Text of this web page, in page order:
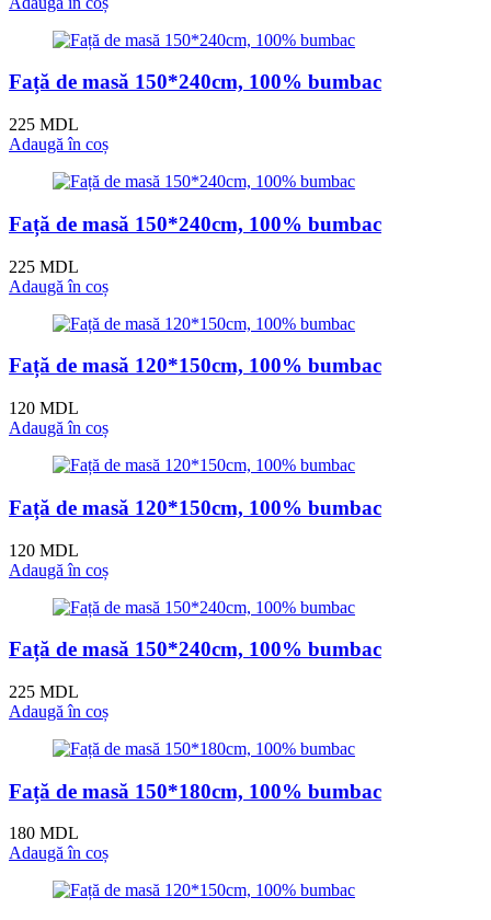
Față de masă 150*240cm, 100% bumbac
225 MDL
Adaugă în coș
Față de masă 150*240cm, 100% bumbac
225 MDL
Adaugă în coș
Față de masă 120*150cm, 100% bumbac
120 MDL
Adaugă în coș
Față de masă 120*150cm, 100% bumbac
120 MDL
Adaugă în coș
Față de masă 150*240cm, 100% bumbac
225 MDL
Adaugă în coș
Față de masă 150*180cm, 100% bumbac
180 MDL
Adaugă în coș